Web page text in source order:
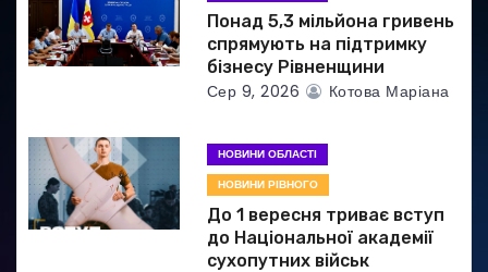
в
Понад 5,3 мільйона гривень
спрямують на підтримку
бізнесу Рівненщини
Сер 9, 2026 Котова Маріана
НОВИНИ ОБЛАСТІ
НОВИНИ РІВНОГО
До 1 вересня триває вступ
до Національної академії
сухопутних військ